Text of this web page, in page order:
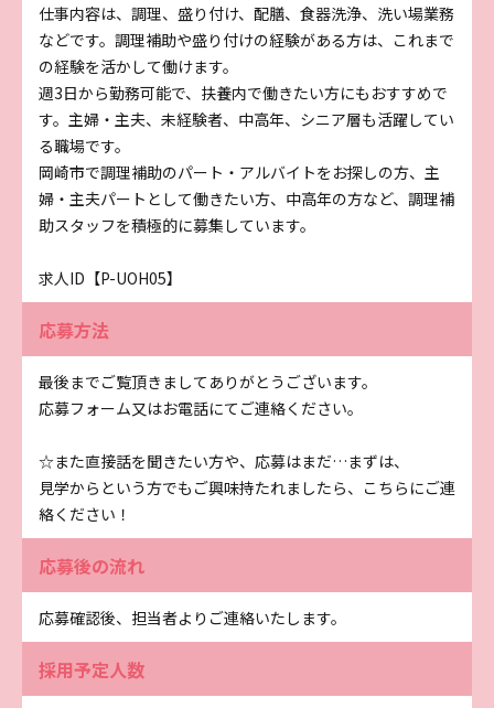
仕事内容は、調理、盛り付け、配膳、食器洗浄、洗い場業務
などです。調理補助や盛り付けの経験がある方は、これまで
の経験を活かして働けます。
週3日から勤務可能で、扶養内で働きたい方にもおすすめで
す。主婦・主夫、未経験者、中高年、シニア層も活躍してい
る職場です。
岡崎市で調理補助のパート・アルバイトをお探しの方、主
婦・主夫パートとして働きたい方、中高年の方など、調理補
助スタッフを積極的に募集しています。
求人ID【P-UOH05】
応募方法
最後までご覧頂きましてありがとうございます。
応募フォーム又はお電話にてご連絡ください。
☆また直接話を聞きたい方や、応募はまだ…まずは、
見学からという方でもご興味持たれましたら、こちらにご連
絡ください！
応募後の流れ
応募確認後、担当者よりご連絡いたします。
採用予定人数